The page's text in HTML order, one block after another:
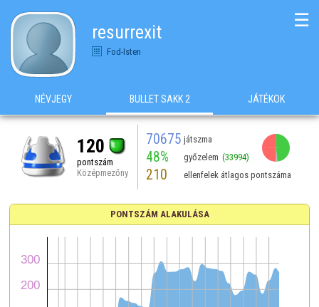
resurrexit
Fod-Isten
☰
NÉVJEGY BULLET SAKK 2 JÁTÉKOK
120
pontszám
Középmezőny
70675 játszma
48% győzelem (33994)
210 ellenfelek átlagos pontszáma
PONTSZÁM ALAKULÁSA